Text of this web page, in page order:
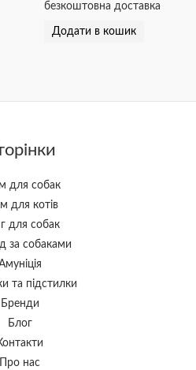
безкоштовна доставка
Додати в кошик
для собак
для котів
для собак
за собаками
та підстилки
Бренди
Блог
Про нас